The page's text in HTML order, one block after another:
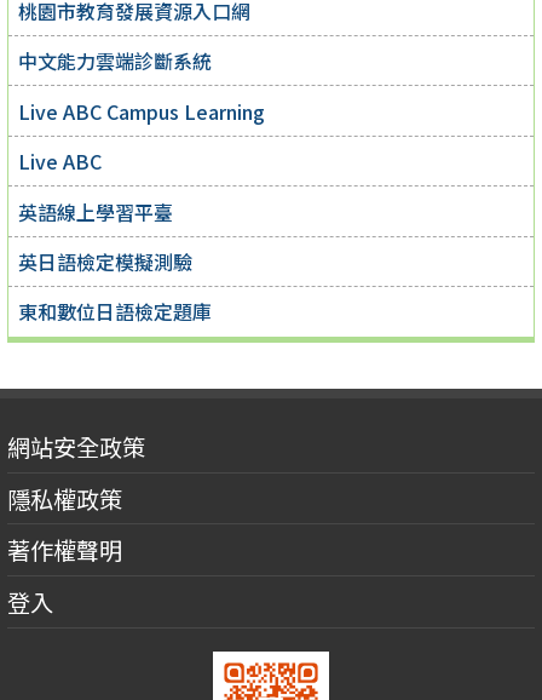
桃園市教育發展資源入口網
中文能力雲端診斷系統
Live ABC Campus Learning
Live ABC
英語線上學習平臺
英日語檢定模擬測驗
東和數位日語檢定題庫
網站安全政策
隱私權政策
著作權聲明
登入